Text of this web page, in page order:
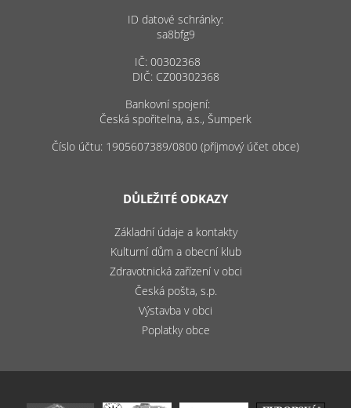
ID datové schránky:
sa8bfg9
IČ: 00302368
DIČ: CZ00302368
Bankovní spojení:
Česká spořitelna, a.s., Šumperk
Číslo účtu: 1905607389/0800 (příjmový účet obce)
DŮLEŽITÉ ODKAZY
Základní údaje a kontakty
Kulturní dům a obecní klub
Zdravotnická zařízení v obci
Česká pošta, s.p.
Výstavba v obci
Poplatky obce